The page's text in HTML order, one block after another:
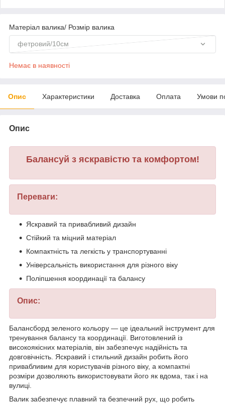
Матеріал валика/ Розмір валика
фетровий/10см
Немає в наявності
Опис Характеристики Доставка Оплата Умови
Опис
Балансуй з яскравістю та комфортом!
Переваги:
Яскравий та привабливий дизайн
Стійкий та міцний матеріал
Компактність та легкість у транспортуванні
Універсальність використання для різного віку
Поліпшення координації та балансу
Опис:
Балансборд зеленого кольору — це ідеальний інструмент для
тренування балансу та координації. Виготовлений із
високоякісних матеріалів, він забезпечує надійність та
довговічність. Яскравий і стильний дизайн робить його
привабливим для користувачів різного віку, а компактні
розміри дозволяють використовувати його як вдома, так і на
вулиці.
Валик забезпечує плавний та безпечний рух, що робить